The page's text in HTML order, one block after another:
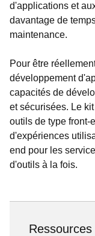
d'applications et
davantage de
maintenance.
Pour être
développement
capacités de
et sécurisées. Le
outils de type front-
d'expériences
end pour les
d'outils à la fois.